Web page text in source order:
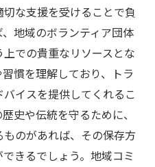
な支援を受けることで負
地域のボランティア団体
での貴重なリソースとな
慣を理解しており、トラ
イスを提供してくれるこ
史や伝統を守るために、
のがあれば、その保存方
きるでしょう。地域コミ